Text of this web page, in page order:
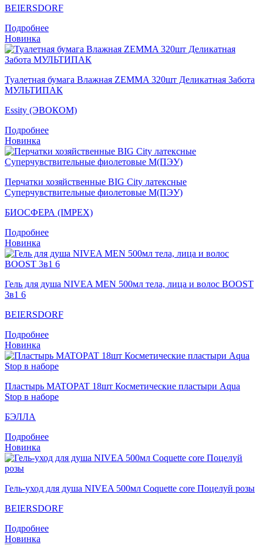
BEIERSDORF
Подробнее
Новинка
Туалетная бумага Влажная ZEMMA 320шт Деликатная Забота
МУЛЬТИПАК
Essity (ЭВОКОМ)
Подробнее
Новинка
Перчатки хозяйственные BIG City латексные
Суперчувствительные фиолетовые M(ПЭУ)
БИОСФЕРА (IMPEX)
Подробнее
Новинка
Гель для душа NIVEA MEN 500мл тела, лица и волос BOOST
3в1 6
BEIERSDORF
Подробнее
Новинка
Пластырь MATOPAT 18шт Косметические пластыри Aqua
Stop в наборе
БЭЛЛА
Подробнее
Новинка
Гель-уход для душа NIVEA 500мл Coquette core Поцелуй розы
BEIERSDORF
Подробнее
Новинка